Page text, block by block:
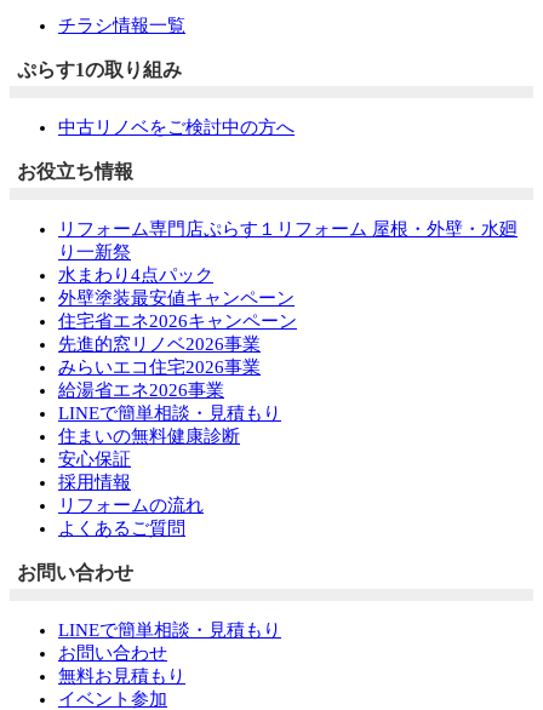
チラシ情報一覧
ぷらす1の取り組み
中古リノベをご検討中の方へ
お役立ち情報
リフォーム専門店ぷらす１リフォーム 屋根・外壁・水廻
り一新祭
水まわり4点パック
外壁塗装最安値キャンペーン
住宅省エネ2026キャンペーン
先進的窓リノベ2026事業
みらいエコ住宅2026事業
給湯省エネ2026事業
LINEで簡単相談・見積もり
住まいの無料健康診断
安心保証
採用情報
リフォームの流れ
よくあるご質問
お問い合わせ
LINEで簡単相談・見積もり
お問い合わせ
無料お見積もり
イベント参加